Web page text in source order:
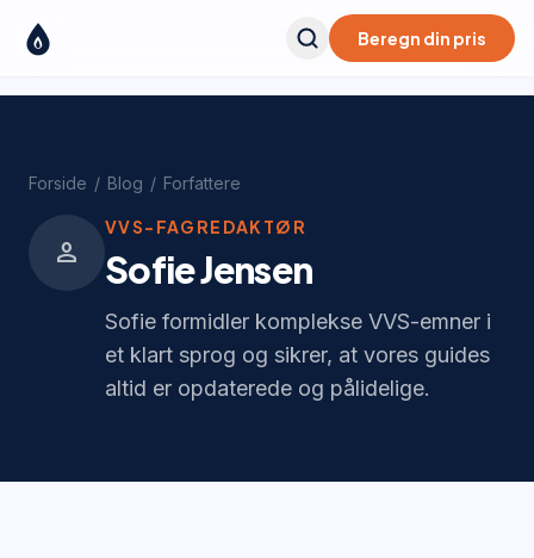
Beregn din pris
Forside / Blog / Forfattere
person
VVS-FAGREDAKTØR
Sofie Jensen
Sofie formidler komplekse VVS-emner i
et klart sprog og sikrer, at vores guides
altid er opdaterede og pålidelige.